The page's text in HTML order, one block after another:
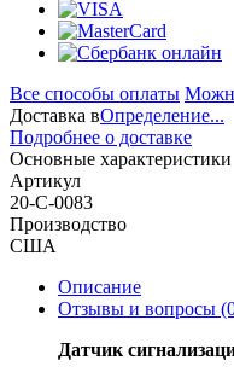
Все способы оплаты
Доставка вОпределение...
Подробнее о доставке
Основные характеристики
Артикул
20-С-0083
Производство
США
Описание
Отзывы и вопросы
Датчик